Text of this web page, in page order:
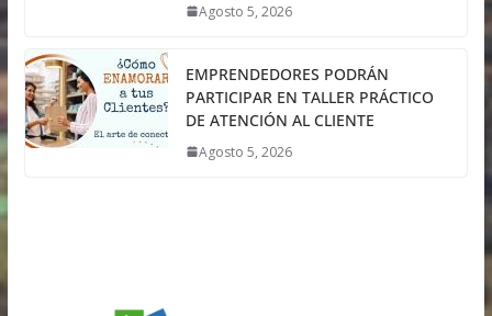
Agosto 5, 2026
EMPRENDEDORES PODRÁN
PARTICIPAR EN TALLER PRÁCTICO
DE ATENCIÓN AL CLIENTE
Agosto 5, 2026